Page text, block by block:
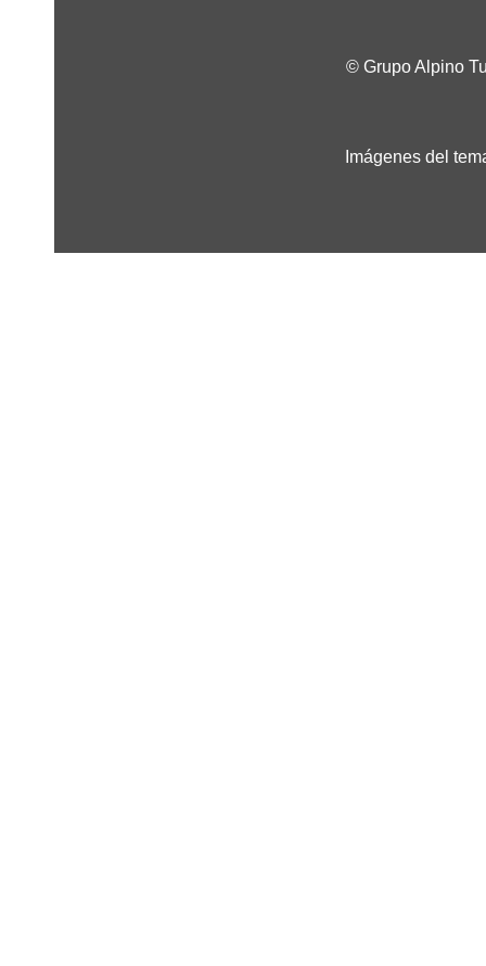
© Grupo Alpino
Imágenes del